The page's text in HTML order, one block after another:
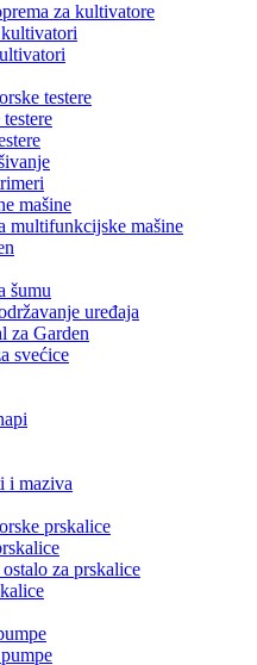
za kultivatore
testere
mašine
multifunkcijske mašine
šumu
uređaja
za Garden
svećice
i maziva
prskalice
za prskalice